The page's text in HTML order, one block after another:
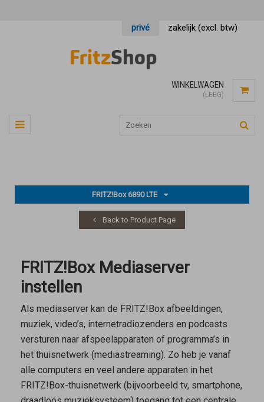
privé zakelijk (excl. btw)
WINKELWAGEN
(LEEG)
FRITZ!Box 6890 LTE
Back to Product Page
FRITZ!Box Mediaserver
instellen
Als mediaserver kan de FRITZ!Box afbeeldingen,
muziek, video’s, internetradiozenders en podcasts
versturen naar afspeelapparaten of programma’s in
het thuisnetwerk (mediastreaming). Zo heb je vanaf
alle computers en veel andere apparaten in het
FRITZ!Box-thuisnetwerk (bijvoorbeeld tv, smartphone,